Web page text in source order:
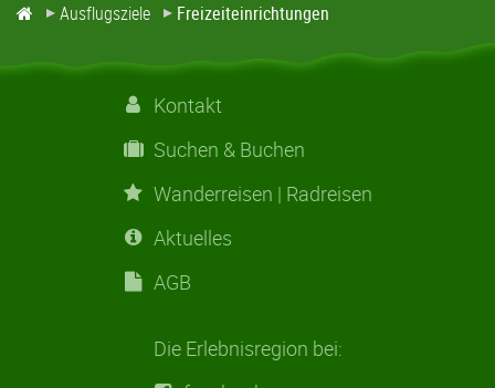
Ausflugsziele Freizeiteinrichtungen
Kontakt
Suchen & Buchen
Wanderreisen | Radreisen
Aktuelles
AGB
Die Erlebnisregion bei: